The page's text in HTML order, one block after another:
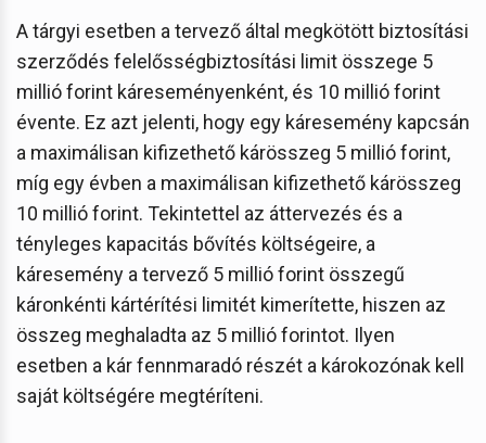
A tárgyi esetben a tervező által megkötött biztosítási
szerződés felelősségbiztosítási limit összege 5
millió forint káreseményenként, és 10 millió forint
évente. Ez azt jelenti, hogy egy káresemény kapcsán
a maximálisan kifizethető kárösszeg 5 millió forint,
míg egy évben a maximálisan kifizethető kárösszeg
10 millió forint. Tekintettel az áttervezés és a
tényleges kapacitás bővítés költségeire, a
káresemény a tervező 5 millió forint összegű
káronkénti kártérítési limitét kimerítette, hiszen az
összeg meghaladta az 5 millió forintot. Ilyen
esetben a kár fennmaradó részét a károkozónak kell
saját költségére megtéríteni.